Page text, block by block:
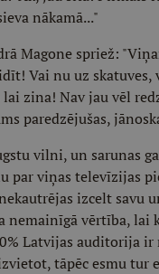
nākamā..."
Magone spriež:
Vai nu uz skatuves,
zina! Nav jau vēl
paredzējušas,
vilni, un sarunas
par viņas televīzijas
izcelt savu
nemainīgā vērtība, lai
Latvijas auditorija ir
tāpēc esmu tur